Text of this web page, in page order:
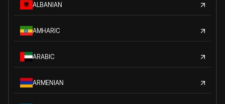
ALBANIAN
AMHARIC
ARABIC
ARMENIAN